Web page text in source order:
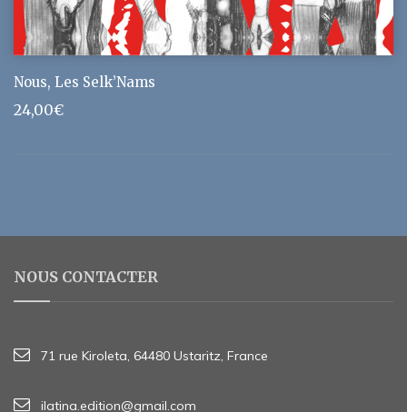
Nous, Les Selk’Nams
24,00€
NOUS CONTACTER
71 rue Kiroleta, 64480 Ustaritz, France
ilatina.edition@gmail.com